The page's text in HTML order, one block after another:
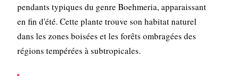
pendants typiques du genre Boehmeria, apparaissant
en fin d'été. Cette plante trouve son habitat naturel
dans les zones boisées et les forêts ombragées des
régions tempérées à subtropicales.